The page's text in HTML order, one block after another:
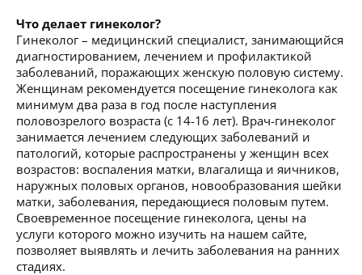
Что делает гинеколог?
Гинеколог – медицинский специалист, занимающийся
диагностированием, лечением и профилактикой
заболеваний, поражающих женскую половую систему.
Женщинам рекомендуется посещение гинеколога как
минимум два раза в год после наступления
половозрелого возраста (с 14-16 лет). Врач-гинеколог
занимается лечением следующих заболеваний и
патологий, которые распространены у женщин всех
возрастов: воспаления матки, влагалища и яичников,
наружных половых органов, новообразования шейки
матки, заболевания, передающиеся половым путем.
Своевременное посещение гинеколога, цены на
услуги которого можно изучить на нашем сайте,
позволяет выявлять и лечить заболевания на ранних
стадиях.